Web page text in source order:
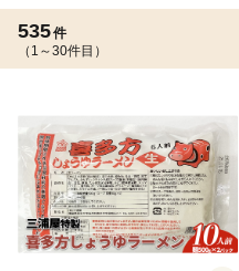
535件
（1～30件目）